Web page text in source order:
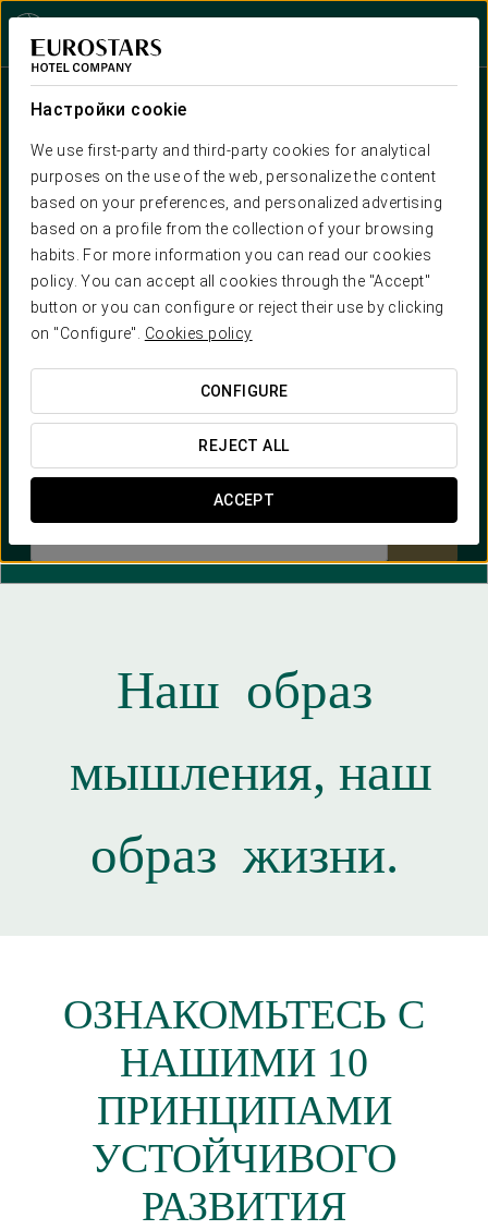
Настройки cookie
We use first-party and third-party cookies for analytical
purposes on the use of the web, personalize the content
based on your preferences, and personalized advertising
based on a profile from the collection of your browsing
habits. For more information you can read our cookies
policy. You can accept all cookies through the "Accept"
button or you can configure or reject their use by clicking
on "Configure". Cookies policy
CONFIGURE
REJECT ALL
ACCEPT
Дань историческому
наследию
Наш образ
мышления, наш
образ жизни.
ОЗНАКОМЬТЕСЬ С
НАШИМИ 10
ПРИНЦИПАМИ
УСТОЙЧИВОГО
РАЗВИТИЯ